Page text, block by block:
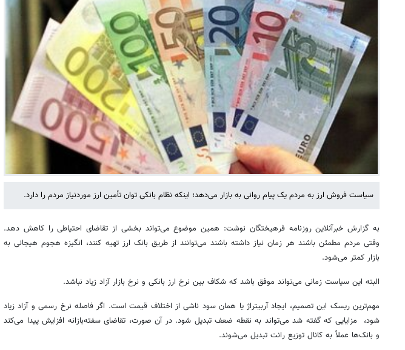
سیاست فروش ارز به مردم یک پیام روانی به بازار می‌دهد؛ اینکه نظام بانکی توان تأمین ارز موردنیاز مردم را دارد.
به گزارش خبرآنلاین روزنامه فرهیختگان نوشت: همین موضوع می‌تواند بخشی از تقاضای احتیاطی را کاهش دهد.
وقتی مردم مطمئن باشند هر زمان نیاز داشته باشند می‌توانند از طریق بانک ارز تهیه کنند، انگیزه هجوم هیجانی به
بازار کمتر می‌شود.
البته این سیاست زمانی می‌تواند موفق باشد که شکاف بین نرخ ارز بانکی و نرخ بازار آزاد زیاد نباشد.
مهم‌ترین ریسک این تصمیم، ایجاد آربیتراژ یا همان سود ناشی از اختلاف قیمت است. اگر فاصله نرخ رسمی و آزاد زیاد
شود، مزایایی که گفته شد می‌تواند به نقطه ضعف تبدیل شود. در آن صورت، تقاضای سفته‌بازانه افزایش پیدا می‌کند
و بانک‌ها عملاً به کانال توزیع رانت تبدیل می‌شوند.